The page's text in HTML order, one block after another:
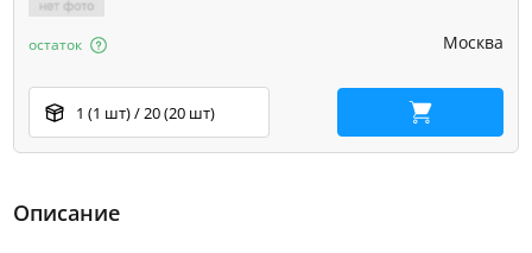
Москва
остаток
1 (1 шт) / 20 (20 шт) В корзину
Описание